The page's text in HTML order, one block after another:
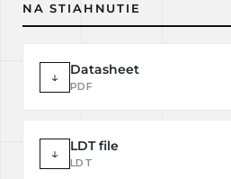
NA STIAHNUTIE
↓ Datasheet
PDF
↓ LDT file
LDT